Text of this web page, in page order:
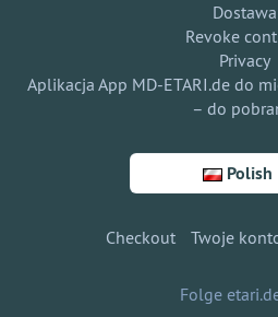
Dostawa
Revoke
Privacy
Aplikacja App MD-ETARI.de do
– do
Polish
Checkout Twoje
Folge